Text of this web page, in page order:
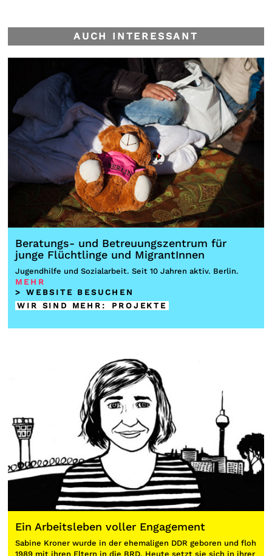
AUCH INTERESSANT
Beratungs- und Betreuungszentrum für
junge Flüchtlinge und MigrantInnen
Jugendhilfe und Sozialarbeit. Seit 10 Jahren aktiv. Berlin.
MEHR
> WEBSITE BESUCHEN
WIR SIND MEHR : PROJEKTE
Ein Arbeitsleben voller Engagement
Sabine Kroner wurde in der ehemaligen DDR geboren und floh
1989 mit ihren Eltern in die BRD. Heute setzt sie sich in ihrer